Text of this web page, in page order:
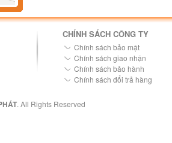
CHÍNH SÁCH CÔNG TY
Chính sách bảo mật
Chính sách giao nhận
Chính sách bảo hành
Chính sách đổi trả hàng
. All Rights Reserved